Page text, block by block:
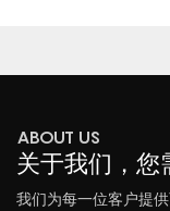
ABOUT US
关于我们，您
我们为每一位客户提